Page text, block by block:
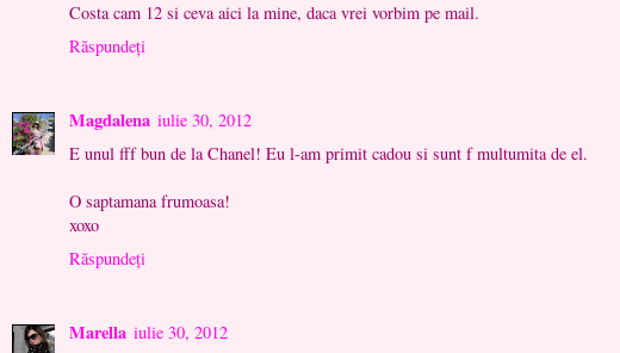
Costa cam 12 si ceva aici la mine, daca vrei vorbim pe mail.
Răspundeți
Magdalena iulie 30, 2012
E unul fff bun de la Chanel! Eu l-am primit cadou si sunt f multumita de el.
O saptamana frumoasa!
xoxo
Răspundeți
Marella iulie 30, 2012